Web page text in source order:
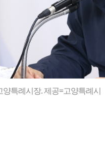
특례시장. 제공=고양특례시